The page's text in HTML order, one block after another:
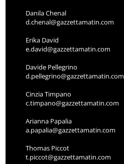
Danila Chenal
d.chenal@gazzettamatin.com
Erika David
e.david@gazzettamatin.com
Davide Pellegrino
d.pellegrino@gazzettamatin.com
Cinzia Timpano
c.timpano@gazzettamatin.com
Arianna Papalia
a.papalia@gazzettamatin.com
Thomas Piccot
t.piccot@gazzettamatin.com